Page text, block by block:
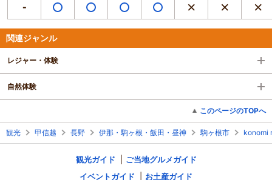
関連ジャンル
レジャー・体験
自然体験
このページのTOPへ
観光 甲信越 長野 伊那・駒ヶ根・飯田・昼神 駒ヶ根市 konomi
観光ガイド
ご当地グルメガイド
イベントガイド
お土産ガイド